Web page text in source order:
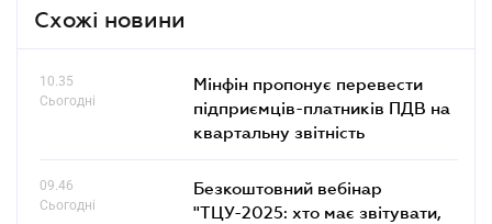
Схожі новини
10.35
Сьогодні
Мінфін пропонує перевести
підприємців-платників ПДВ на
квартальну звітність
09.46
Сьогодні
Безкоштовний вебінар
"ТЦУ-2025: хто має звітувати,